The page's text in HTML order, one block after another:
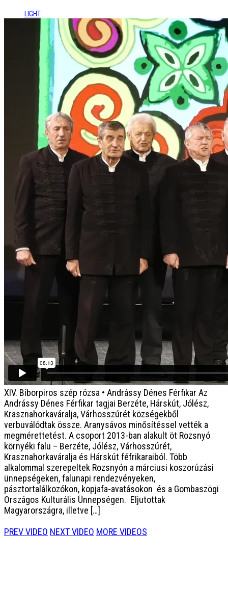
LIGHT
XIV. Bíborpiros szép rózsa • Andrássy Dénes Férfikar Az
Andrássy Dénes Férfikar tagjai Berzéte, Hárskút, Jólész,
Krasznahorkaváralja, Várhosszúrét községekből
verbuválódtak össze. Aranysávos minősítéssel vették a
megmérettetést. A csoport 2013-ban alakult öt Rozsnyó
környéki falu – Berzéte, Jólész, Várhosszúrét,
Krasznahorkaváralja és Hárskút féfrikaraiból. Több
alkalommal szerepeltek Rozsnyón a márciusi koszorúzási
ünnepségeken, falunapi rendezvényeken,
pásztortalálkozókon, kopjafa-avatásokon és a Gombaszögi
Országos Kulturális Ünnepségen. Eljutottak
Magyarországra, illetve […]
PREV VIDEO NEXT VIDEO MORE VIDEOS